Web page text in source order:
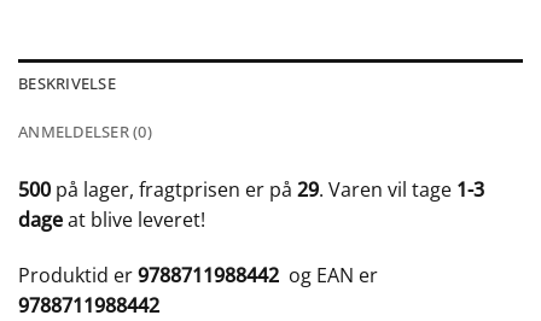
BESKRIVELSE
ANMELDELSER (0)
500 på lager, fragtprisen er på 29. Varen vil tage 1-3
dageat blive leveret!
Produktid er9788711988442 og EAN er
9788711988442